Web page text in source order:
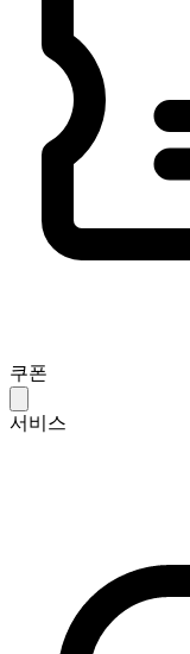
쿠폰
서비스